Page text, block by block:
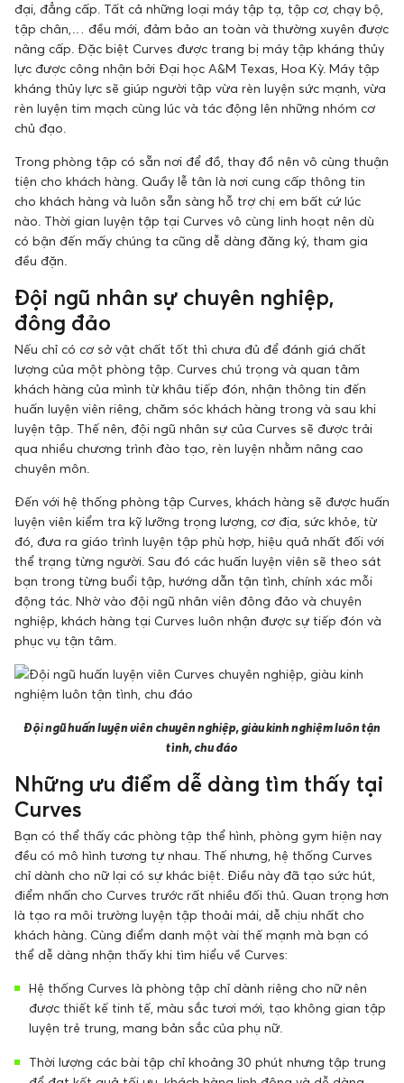
đại, đẳng cấp. Tất cả những loại máy tập tạ, tập cơ, chạy bộ,
tập chân,… đều mới, đảm bảo an toàn và thường xuyên được
nâng cấp. Đặc biệt Curves được trang bị máy tập kháng thủy
lực được công nhận bởi Đại học A&M Texas, Hoa Kỳ. Máy tập
kháng thủy lực sẽ giúp người tập vừa rèn luyện sức mạnh, vừa
rèn luyện tim mạch cùng lúc và tác động lên những nhóm cơ
chủ đạo.
Trong phòng tập có sẵn nơi để đồ, thay đồ nên vô cùng thuận
tiện cho khách hàng. Quầy lễ tân là nơi cung cấp thông tin
cho khách hàng và luôn sẵn sàng hỗ trợ chị em bất cứ lúc
nào. Thời gian luyện tập tại Curves vô cùng linh hoạt nên dù
có bận đến mấy chúng ta cũng dễ dàng đăng ký, tham gia
đều đặn.
Đội ngũ nhân sự chuyên nghiệp,
đông đảo
Nếu chỉ có cơ sở vật chất tốt thì chưa đủ để đánh giá chất
lượng của một phòng tập. Curves chú trọng và quan tâm
khách hàng của mình từ khâu tiếp đón, nhận thông tin đến
huấn luyện viên riêng, chăm sóc khách hàng trong và sau khi
luyện tập. Thế nên, đội ngũ nhân sự của Curves sẽ được trải
qua nhiều chương trình đào tạo, rèn luyện nhằm nâng cao
chuyên môn.
Đến với hệ thống phòng tập Curves, khách hàng sẽ được huấn
luyện viên kiểm tra kỹ lưỡng trọng lượng, cơ địa, sức khỏe, từ
đó, đưa ra giáo trình luyện tập phù hợp, hiệu quả nhất đối với
thể trạng từng người. Sau đó các huấn luyện viên sẽ theo sát
bạn trong từng buổi tập, hướng dẫn tận tình, chính xác mỗi
động tác. Nhờ vào đội ngũ nhân viên đông đảo và chuyên
nghiệp, khách hàng tại Curves luôn nhận được sự tiếp đón và
phục vụ tận tâm.
Đội ngũ huấn luyện viên chuyên nghiệp, giàu kinh nghiệm luôn tận
tình, chu đáo
Những ưu điểm dễ dàng tìm thấy tại
Curves
Bạn có thể thấy các phòng tập thể hình, phòng gym hiện nay
đều có mô hình tương tự nhau. Thế nhưng, hệ thống Curves
chỉ dành cho nữ lại có sự khác biệt. Điều này đã tạo sức hút,
điểm nhấn cho Curves trước rất nhiều đối thủ. Quan trọng hơn
là tạo ra môi trường luyện tập thoải mái, dễ chịu nhất cho
khách hàng. Cùng điểm danh một vài thế mạnh mà bạn có
thể dễ dàng nhận thấy khi tìm hiểu về Curves:
Hệ thống Curves là phòng tập chỉ dành riêng cho nữ nên
được thiết kế tinh tế, màu sắc tươi mới, tạo không gian tập
luyện trẻ trung, mang bản sắc của phụ nữ.
Thời lượng các bài tập chỉ khoảng 30 phút nhưng tập trung